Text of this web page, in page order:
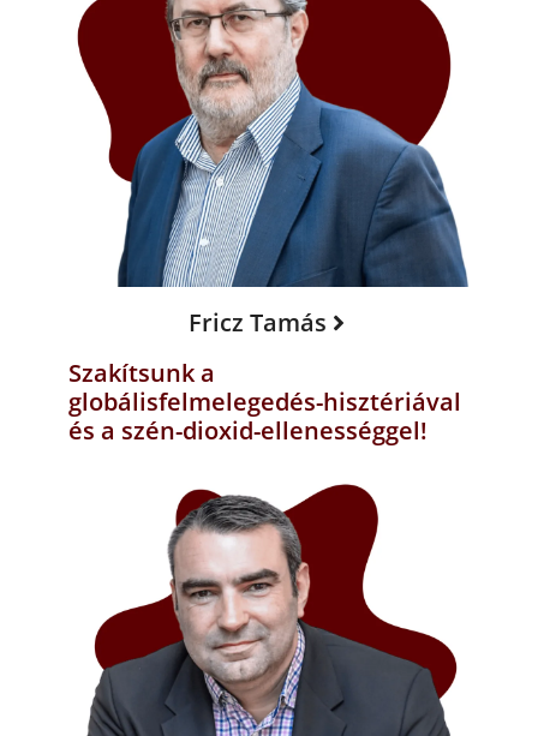
Fricz Tamás
Szakítsunk a
globálisfelmelegedés-hisztériával
és a szén-dioxid-ellenességgel!